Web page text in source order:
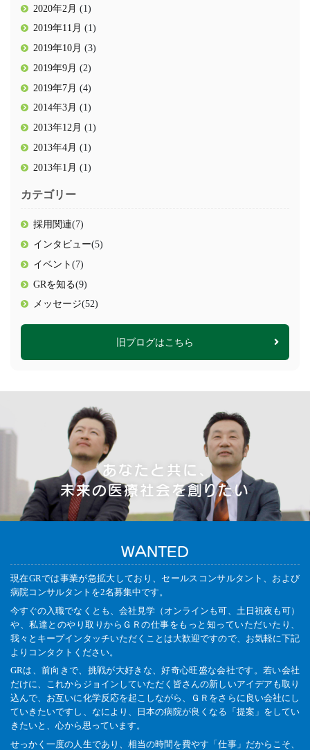
2020年2月 (1)
2019年11月 (1)
2019年10月 (3)
2019年9月 (2)
2019年7月 (4)
2014年3月 (1)
2013年12月 (1)
2013年4月 (1)
2013年1月 (1)
カテゴリー
採用関連(7)
インタビュー(5)
イベント(7)
GRを知る(9)
メッセージ(52)
旧ブログはこちら
あなたと共に、
未来の医療社会を創りたい
WANTED
現在GRでは事業が急拡大しており、セールスコンサルタント、および
病院コンサルタントを2名募集中です。
今すぐの入職でなくとも、会社見学（オンラインも可、土日祝夜も可）
や、私達とのやり取りからＧＲの仕事をもっと知っていただいたり、
我々とキープインタッチいただくことは大歓迎ですので、お気軽に下記
よりコンタクトください。
GRは、前向きで、挑戦が大好きな、好奇心旺盛な会社です。若い会社
だけに、これからジョインしていただく皆さんの新しいアイデアも取り
込んで、お互いに化学反応を起こしながら、ＧＲをさらに良い会社にし
ていきたいですし、なにより、日本の病院が良くなる「提案」をしてい
きたいと、心から思っています。
せっかく一度の人生であり、相当の時間を費やす「仕事」だからこそ、